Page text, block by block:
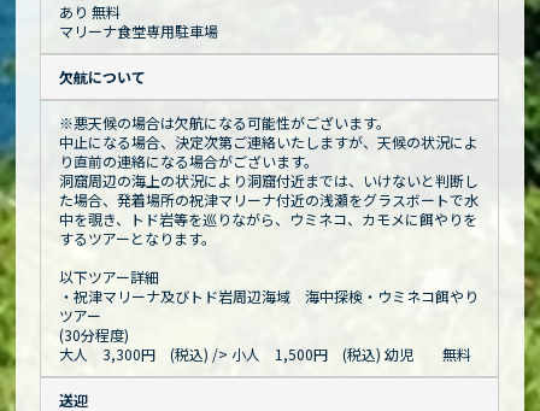
あり 無料
マリーナ食堂専用駐車場
欠航について
※悪天候の場合は欠航になる可能性がございます。
中止になる場合、決定次第ご連絡いたしますが、天候の状況によ
り直前の連絡になる場合がございます。
洞窟周辺の海上の状況により洞窟付近までは、いけないと判断し
た場合、発着場所の祝津マリーナ付近の浅瀬をグラスボートで水
中を覗き、トド岩等を巡りながら、ウミネコ、カモメに餌やりを
するツアーとなります。
以下ツアー詳細
・祝津マリーナ及びトド岩周辺海域 海中探検・ウミネコ餌やり
ツアー
(30分程度)
大人 3,300円 (税込) /> 小人 1,500円 (税込) 幼児 無料
送迎